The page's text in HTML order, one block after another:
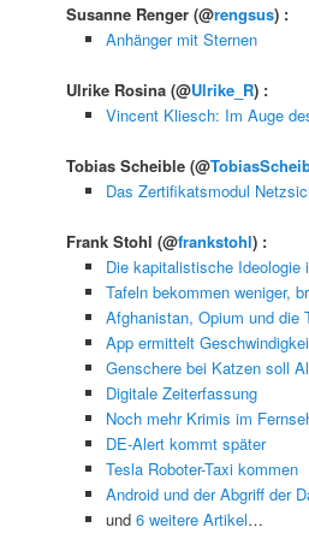
Susanne Renger(@rengsus) :
Anhänger mit Sternen
Ulrike Rosina(@Ulrike_R) :
Vincent Kliesch: Im Auge
Tobias Scheible(@
Das Zertifikatsmodul
Frank Stohl(@frankstohl) :
Die kapitalistische Ideologie
Tafeln bekommen weniger,
Afghanistan, Opium und die
App ermittelt
Genschere bei Katzen soll
Digitale Zeiterfassung
Noch mehr Krimis im
DE-Alert kommt später
Tesla Roboter-Taxi kommen
Android und der Abgriff der
und 6 weitere Artikel…